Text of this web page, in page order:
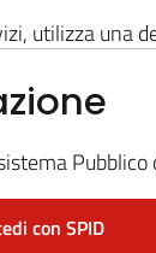
utilizza una
con SPID